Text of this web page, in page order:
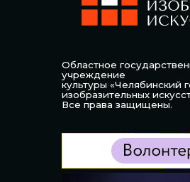
Областное
учреждение
культуры «Челябинский
изобразительных
Все права защищены.